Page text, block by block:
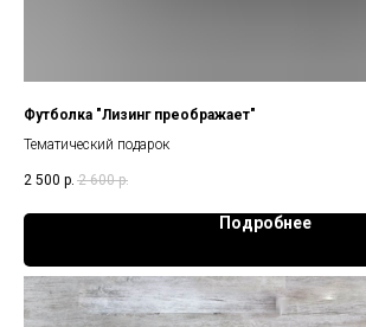
Футболка "Лизинг преображает"
Тематический подарок
2 500 р. 2 600 р.
Подробнее